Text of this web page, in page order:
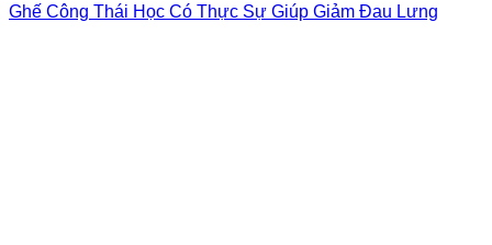
Ghế Công Thái Học Có Thực Sự Giúp Giảm Đau Lưng